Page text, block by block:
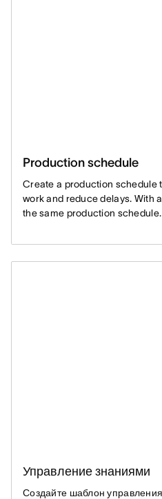
Production schedule
Create a production schedule
work and reduce delays. With
the same production schedule.
Управление знаниями
Создайте шаблон